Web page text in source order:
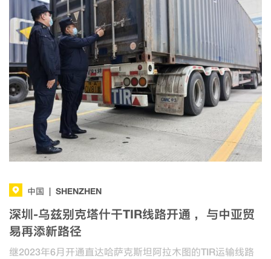
中国 SHENZHEN
深圳-乌兹别克塔什干TIR线路开通 ，与中亚贸
易再添新路径
继2023年6月开通直达哈萨克斯坦阿拉木图的TIR运输线路